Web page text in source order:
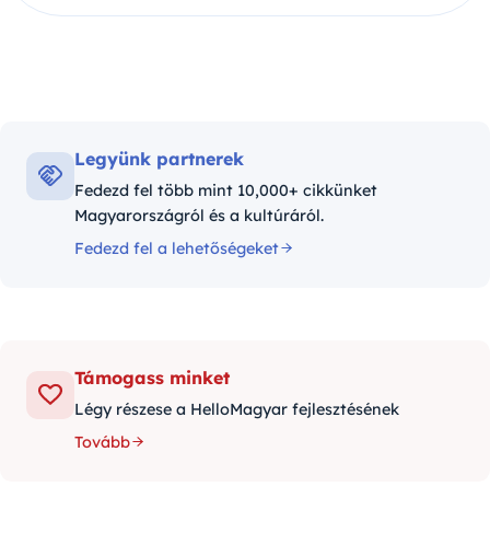
Legyünk partnerek
Fedezd fel több mint 10,000+ cikkünket
Magyarországról és a kultúráról.
Fedezd fel a lehetőségeket
Támogass minket
Légy részese a HelloMagyar fejlesztésének
Tovább